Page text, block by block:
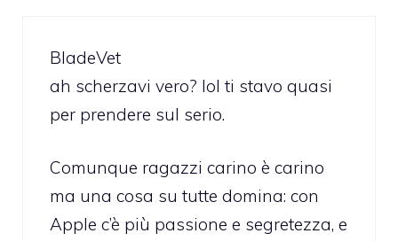
BladeVet
ah scherzavi vero? lol ti stavo quasi
per prendere sul serio.
Comunque ragazzi carino è carino
ma una cosa su tutte domina: con
Apple c’è più passione e segretezza, e